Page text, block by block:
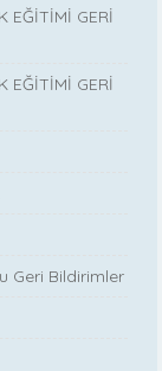
EĞİTİMİ GERİ
EĞİTİMİ GERİ
Geri Bildirimler